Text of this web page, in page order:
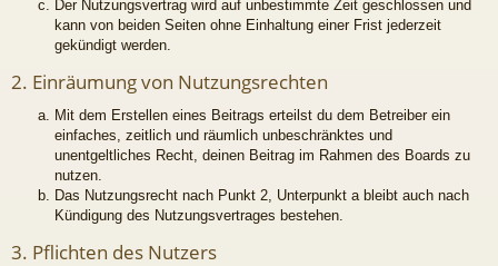
Der Nutzungsvertrag wird auf unbestimmte Zeit geschlossen und
kann von beiden Seiten ohne Einhaltung einer Frist jederzeit
gekündigt werden.
2. Einräumung von Nutzungsrechten
Mit dem Erstellen eines Beitrags erteilst du dem Betreiber ein
einfaches, zeitlich und räumlich unbeschränktes und
unentgeltliches Recht, deinen Beitrag im Rahmen des Boards zu
nutzen.
Das Nutzungsrecht nach Punkt 2, Unterpunkt a bleibt auch nach
Kündigung des Nutzungsvertrages bestehen.
3. Pflichten des Nutzers